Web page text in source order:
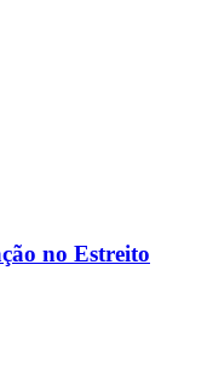
no Estreito